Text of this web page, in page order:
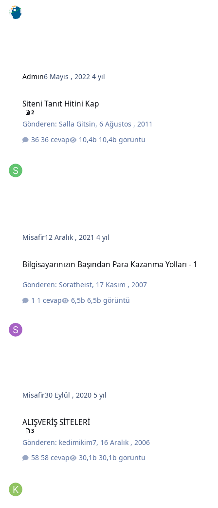
Admin6 Mayıs , 20224 yıl
Siteni Tanıt Hitini Kap
2
Gönderen:Salla Gitsin,6 Ağustos , 2011
36 cevap
10,4b görüntü
Misafir12 Aralık , 20214 yıl
Bilgisayarınızın Başından Para Kazanma Yolları - 1
Gönderen:Soratheist, 17 Kasım , 2007
1 cevap
6,5b görüntü
Misafir30 Eylül , 2020 5 yıl
ALIŞVERİŞ SİTELERİ
3
Gönderen: kedimikim7, 16 Aralık , 2006
58 cevap
30,1b görüntü